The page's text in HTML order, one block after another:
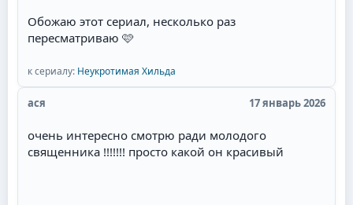
Обожаю этот сериал, несколько раз
пересматриваю 🩷
к сериалу: Неукротимая Хильда
ася 17 январь 2026
очень интересно смотрю ради молодого
священника !!!!!!! просто какой он красивый